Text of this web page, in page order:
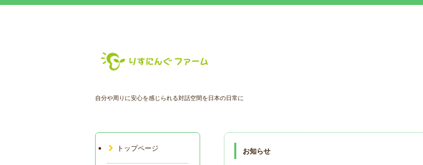
自分や周りに安心を感じられる対話空間を日本の日常に
お知らせ
トップページ